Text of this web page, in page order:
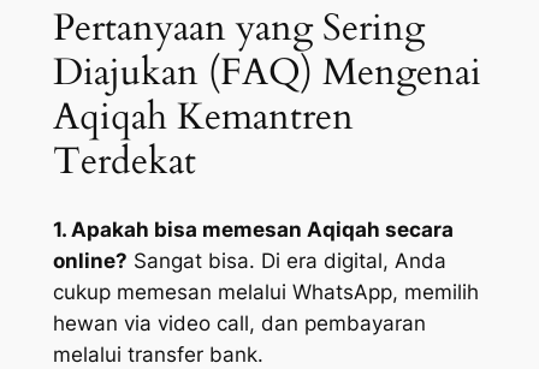
Pertanyaan yang Sering
Diajukan (FAQ) Mengenai
Aqiqah Kemantren
Terdekat
1. Apakah bisa memesan Aqiqah secara
online? Sangat bisa. Di era digital, Anda
cukup memesan melalui WhatsApp, memilih
hewan via video call, dan pembayaran
melalui transfer bank.